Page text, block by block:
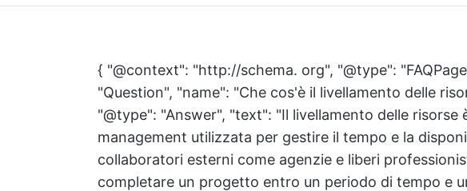
{ "@context": "http://schema. org", "@type":
"Question", "name": "Che cos'è il livellamento delle
"@type": "Answer", "text": "Il livellamento delle risorse
management utilizzata per gestire il tempo e la
collaboratori esterni come agenzie e liberi
completare un progetto entro un periodo di tempo e